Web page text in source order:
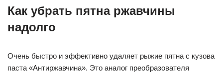
Как убрать пятна ржавчины
надолго
Очень быстро и эффективно удаляет рыжие пятна с кузова
паста «Антиржавчина». Это аналог преобразователя